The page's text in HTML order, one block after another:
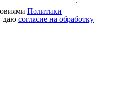
Политики
даю согласие на обработку